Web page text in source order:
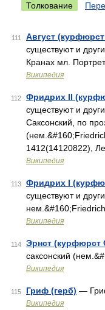
Толкование
111 Август
существуют и
Кранах мл.
Википедия
112 Фридрих II
существуют и
Саксонский, по
1412(14120822),
Википедия
113 Фридрих I
существуют и
Википедия
114 Эрнст (курфюрст
саксонский
Википедия
115 Гриф (герб) —
Википедия